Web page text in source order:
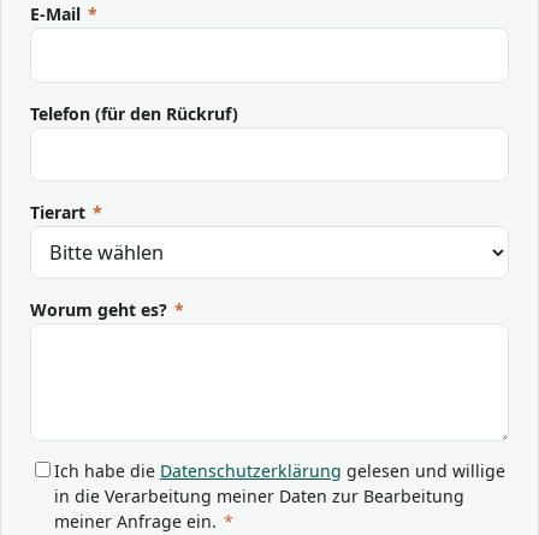
E-Mail *
Telefon (für den Rückruf)
Tierart *
Worum geht es? *
Ich habe die Datenschutzerklärung gelesen und willige
in die Verarbeitung meiner Daten zur Bearbeitung
meiner Anfrage ein. *